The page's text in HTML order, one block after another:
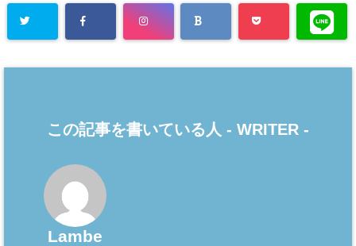
この記事を書いている人 - WRITER -
Lambe